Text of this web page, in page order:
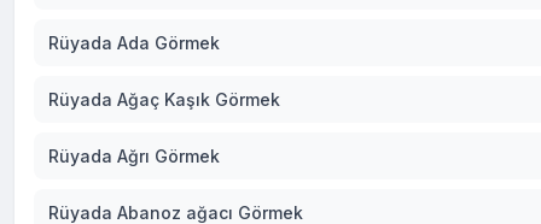
Rüyada Ada Görmek
Rüyada Ağaç Kaşık Görmek
Rüyada Ağrı Görmek
Rüyada Abanoz ağacı Görmek